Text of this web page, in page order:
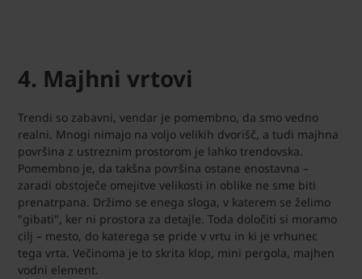
4. Majhni vrtovi
Trendi so zabavni, vendar je pomembno, da smo vedno
realni. Mnogi nimajo na voljo velikih dvorišč, a tudi majhna
površina z ustreznim prostorom je lahko trendovska.
Pomembno je, da takšna površina ostane enostavna –
zaradi obstoječe omejitve velikosti in oblike ne sme biti
prenatrpana. Držimo se enega sloga, v katerem se želimo
"gibati", ker ni prostora za detajle. Toda določiti si moramo
cilj – mesto, do katerega se pride v vrtu in ki je vrhunec
tega vrta. Večinoma je to skrita klop, mini pergola, majhen
vodni element.